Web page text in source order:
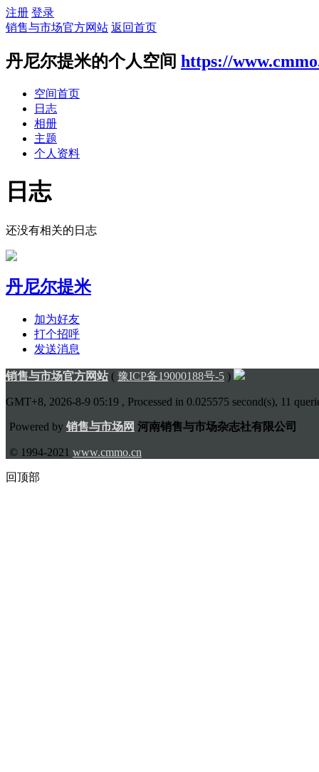
注册 登录
销售与市场官方网站 返回首页
丹尼尔提米的个人空间 https://
空间首页
日志
相册
主题
个人资料
日志
还没有相关的日志
丹尼尔提米
加为好友
打个招呼
发送消息
销售与市场官方网站( 豫ICP备19000188号-5 )
GMT+8, 2026-8-9 05:19 , Processed in 0.025575 second(s), 11
Powered by 销售与市场网 河南销售与市场杂志社有限公司
© 1994-2021 www.cmmo.cn
回顶部